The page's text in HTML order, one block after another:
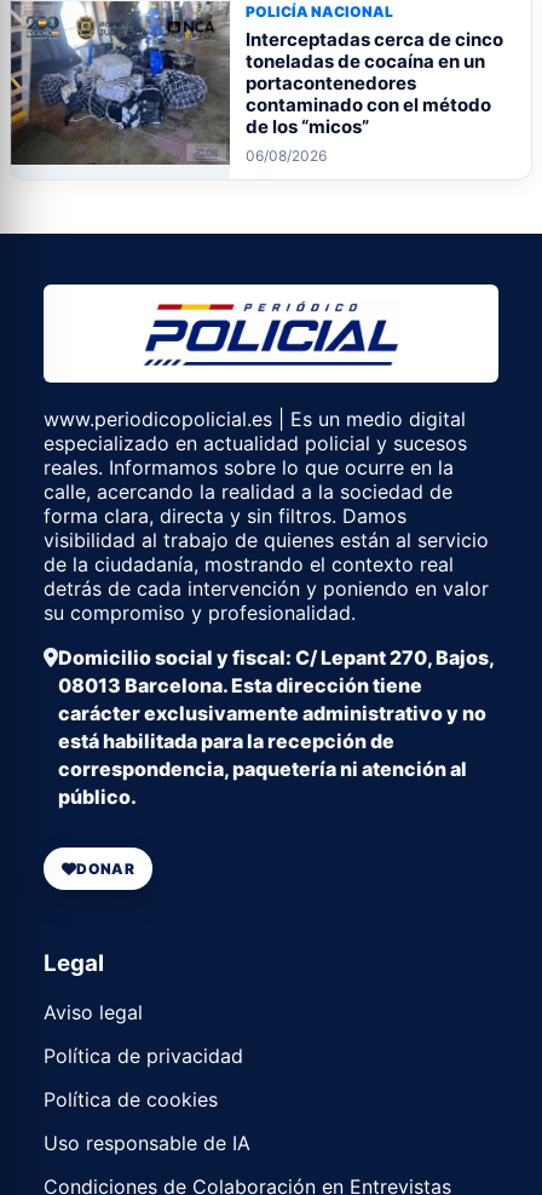
POLICÍA NACIONAL
Interceptadas cerca de cinco
toneladas de cocaína en un
portacontenedores
contaminado con el método
de los “micos”
06/08/2026
www.periodicopolicial.es | Es un medio digital
especializado en actualidad policial y sucesos
reales. Informamos sobre lo que ocurre en la
calle, acercando la realidad a la sociedad de
forma clara, directa y sin filtros. Damos
visibilidad al trabajo de quienes están al servicio
de la ciudadanía, mostrando el contexto real
detrás de cada intervención y poniendo en valor
su compromiso y profesionalidad.
Domicilio social y fiscal: C/ Lepant 270, Bajos,
08013 Barcelona. Esta dirección tiene
carácter exclusivamente administrativo y no
está habilitada para la recepción de
correspondencia, paquetería ni atención al
público.
DONAR
Legal
Aviso legal
Política de privacidad
Política de cookies
Uso responsable de IA
Condiciones de Colaboración en Entrevistas